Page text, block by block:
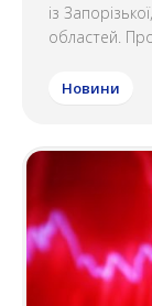
із
областей.
Новини